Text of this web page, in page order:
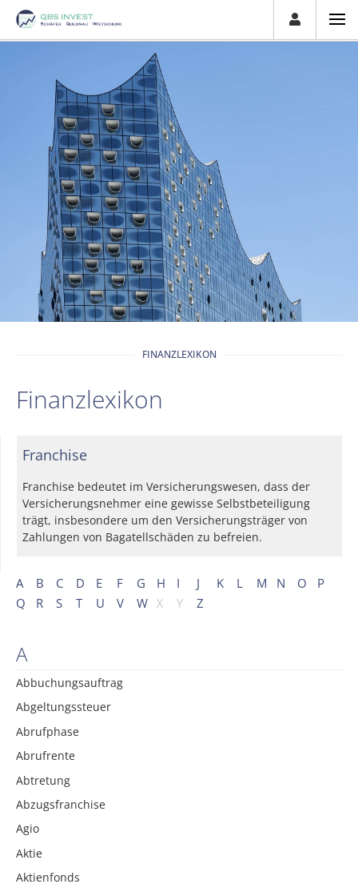
FINANZLEXIKON
Finanzlexikon
A B C D E F G H I J K L M N O
P
Q
R S T U V W X Y Z
A
Abbuchungsauftrag
Abgeltungssteuer
Abrufphase
Abrufrente
Abtretung
Abzugsfranchise
Agio
Aktie
Aktienfonds
Franchise
Franchise bedeutet im Versicherungswesen, dass der
Versicherungsnehmer eine gewisse Selbstbeteiligung
trägt, insbesondere um den Versicherungsträger von
Zahlungen von Bagatellschäden zu befreien.